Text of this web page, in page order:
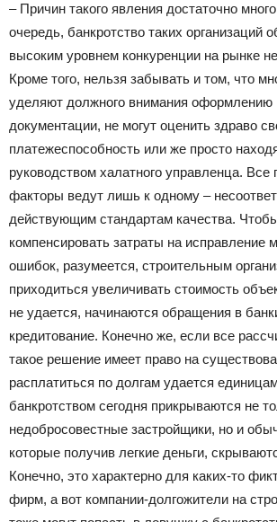
– Причин такого явления достаточно
очередь, банкротство таких организаций
высоким уровнем конкуренции на рынке
Кроме того, нельзя забывать и том, что
уделяют должного внимания оформлению
документации, не могут оценить здраво
платежеспособность или же просто
руководством халатного управленца. Все
факторы ведут лишь к одному –
действующим стандартам качества.
компенсировать затраты на исправление
ошибок, разумеется, строительным
приходиться увеличивать стоимость
не удается, начинаются обращения в
кредитование. Конечно же, если все
такое решение имеет право на
расплатиться по долгам удается
банкротством сегодня прикрываются не
недобросовестные застройщики, но и
которые получив легкие деньги,
Конечно, это характерно для каких-то
фирм, а вот компании-долгожители на